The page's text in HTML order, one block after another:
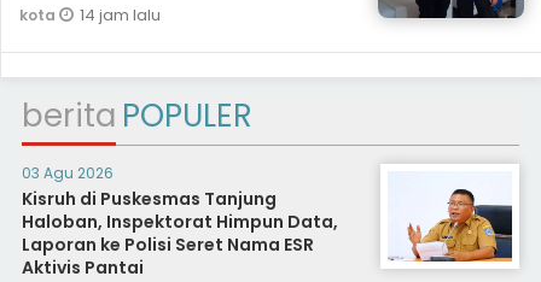
kota 14 jam lalu
berita POPULER
03 Agu 2026
Kisruh di Puskesmas Tanjung
Haloban, Inspektorat Himpun Data,
Laporan ke Polisi Seret Nama ESR
Aktivis Pantai